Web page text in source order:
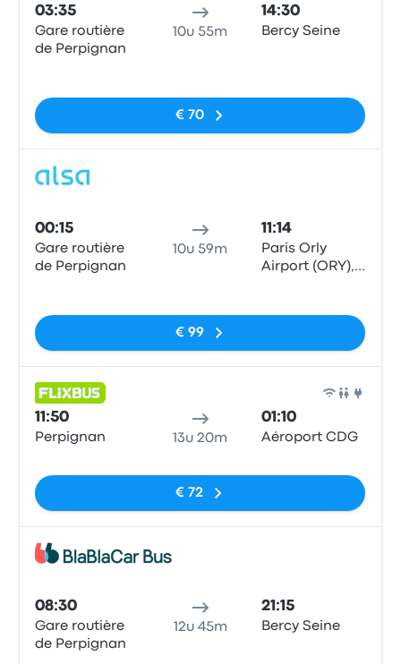
03:35
Gare routière
de Perpignan
10u 55m
14:30
Bercy Seine
€ 70
00:15
Gare routière
de Perpignan
10u 59m
11:14
Paris Orly
Airport (ORY),
€ 99
11:50
Perpignan 13u 20m
01:10
Aéroport CDG
€ 72
08:30
Gare routière
de Perpignan
12u 45m
21:15
Bercy Seine